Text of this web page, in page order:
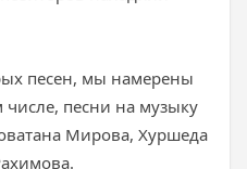
песен, мы намерены
песни на музыку
Мирова, Хуршеда